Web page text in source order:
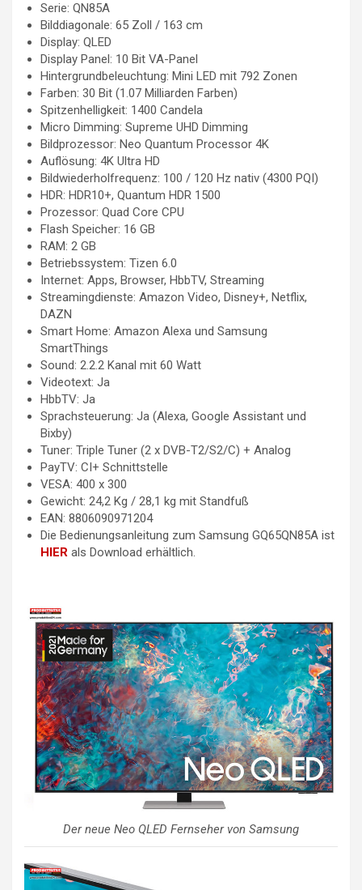
Serie: QN85A
Bilddiagonale: 65 Zoll / 163 cm
Display: QLED
Display Panel: 10 Bit VA-Panel
Hintergrundbeleuchtung: Mini LED mit 792 Zonen
Farben: 30 Bit (1.07 Milliarden Farben)
Spitzenhelligkeit: 1400 Candela
Micro Dimming: Supreme UHD Dimming
Bildprozessor: Neo Quantum Processor 4K
Auflösung: 4K Ultra HD
Bildwiederholfrequenz: 100 / 120 Hz nativ (4300 PQI)
HDR: HDR10+, Quantum HDR 1500
Prozessor: Quad Core CPU
Flash Speicher: 16 GB
RAM: 2 GB
Betriebssystem: Tizen 6.0
Internet: Apps, Browser, HbbTV, Streaming
Streamingdienste: Amazon Video, Disney+, Netflix,
DAZN
Smart Home: Amazon Alexa und Samsung
SmartThings
Sound: 2.2.2 Kanal mit 60 Watt
Videotext: Ja
HbbTV: Ja
Sprachsteuerung: Ja (Alexa, Google Assistant und
Bixby)
Tuner: Triple Tuner (2 x DVB-T2/S2/C) + Analog
PayTV: CI+ Schnittstelle
VESA: 400 x 300
Gewicht: 24,2 Kg / 28,1 kg mit Standfuß
EAN: 8806090971204
Die Bedienungsanleitung zum Samsung GQ65QN85A ist
HIER als Download erhältlich.
Der neue Neo QLED Fernseher von Samsung